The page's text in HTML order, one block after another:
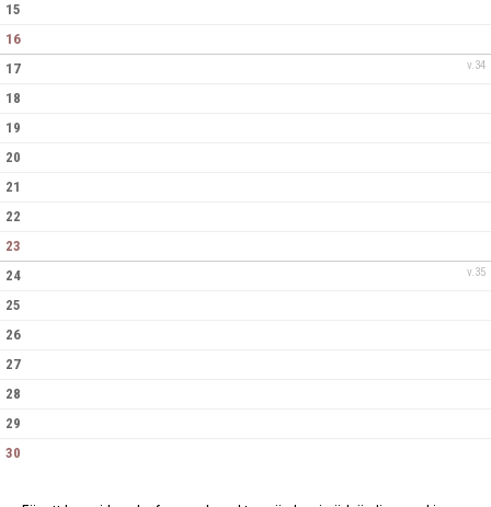
15
16
v.34
17
18
19
20
21
22
23
v.35
24
25
26
27
28
29
30